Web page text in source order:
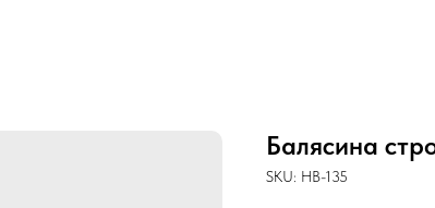
Балясина
SKU: HB-135